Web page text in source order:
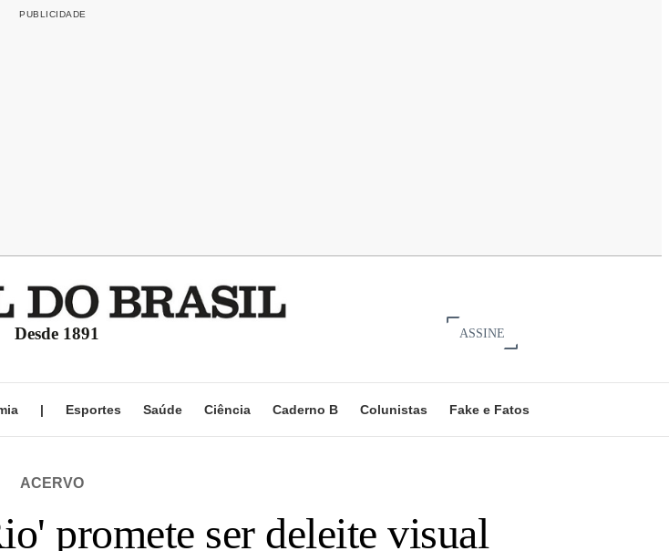
Desde 1891 ASSINE
| Esportes Saúde Ciência Caderno B Colunistas Fake e Fatos
ACERVO
promete ser deleite visual